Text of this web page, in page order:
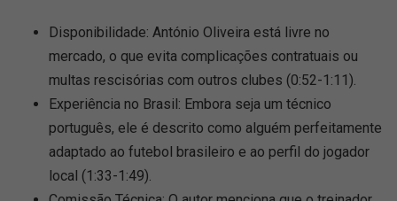
Disponibilidade: António Oliveira está livre no
mercado, o que evita complicações contratuais ou
multas rescisórias com outros clubes (0:52-1:11).
Experiência no Brasil: Embora seja um técnico
português, ele é descrito como alguém perfeitamente
adaptado ao futebol brasileiro e ao perfil do jogador
local (1:33-1:49).